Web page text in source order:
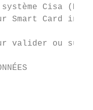
Cisa
Smart Card
valider ou sur